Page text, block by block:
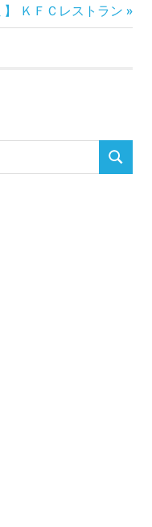
】 ＫＦＣレストラン